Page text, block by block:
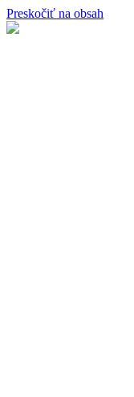
Preskočiť na obsah